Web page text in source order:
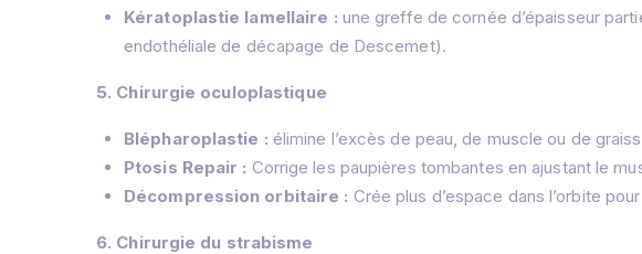
Kératoplastie lamellaire : une greffe de cornée d’épaisseur
endothéliale de décapage de Descemet).
5. Chirurgie oculoplastique
Blépharoplastie : élimine l’excès de peau, de muscle ou de
Ptosis Repair : Corrige les paupières tombantes en ajustant le
Décompression orbitaire : Crée plus d’espace dans l’orbite
6. Chirurgie du strabisme